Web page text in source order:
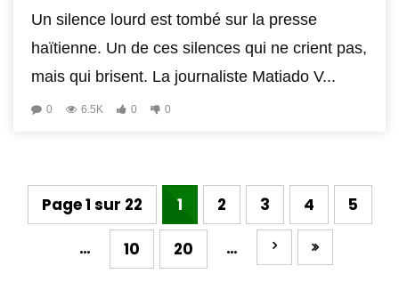
Un silence lourd est tombé sur la presse
haïtienne. Un de ces silences qui ne crient pas,
mais qui brisent. La journaliste Matiado V...
0 6.5K 0 0
Page 1 sur 22 1 2 3 4 5
… 10 20 …